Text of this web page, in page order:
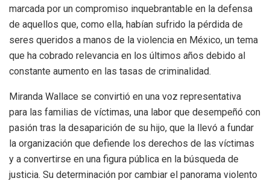
marcada por un compromiso inquebrantable en la defensa
de aquellos que, como ella, habían sufrido la pérdida de
seres queridos a manos de la violencia en México, un tema
que ha cobrado relevancia en los últimos años debido al
constante aumento en las tasas de criminalidad.
Miranda Wallace se convirtió en una voz representativa
para las familias de víctimas, una labor que desempeñó con
pasión tras la desaparición de su hijo, que la llevó a fundar
la organización que defiende los derechos de las víctimas
y a convertirse en una figura pública en la búsqueda de
justicia. Su determinación por cambiar el panorama violento